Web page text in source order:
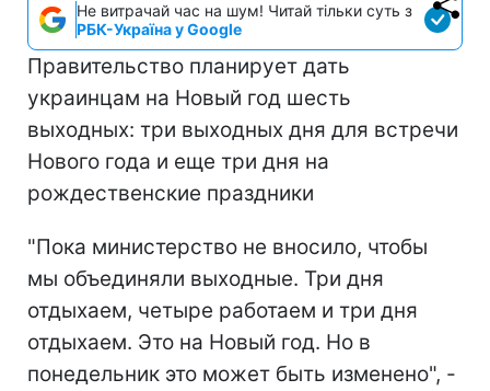
Не витрачай час на шум! Читай тільки суть з
РБК-Україна у Google
Правительство планирует дать
украинцам на Новый год шесть
выходных: три выходных дня для встречи
Нового года и еще три дня на
рождественские праздники
"Пока министерство не вносило, чтобы
мы объединяли выходные. Три дня
отдыхаем, четыре работаем и три дня
отдыхаем. Это на Новый год. Но в
понедельник это может быть изменено", -